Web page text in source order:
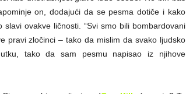
on, dodajući da se pesma dotiče i kako
ovakve ličnosti. “Svi smo bili bombardovani
pravi zločinci – tako da mislim da svako ljudsko
tako da sam pesmu napisao iz njihove